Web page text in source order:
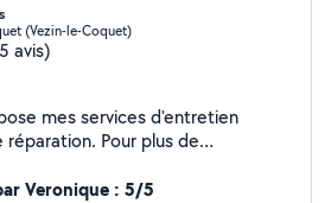
(Vezin-le-Coquet)
avis)
mes services d'entretien
Pour plus de
Veronique : 5/5